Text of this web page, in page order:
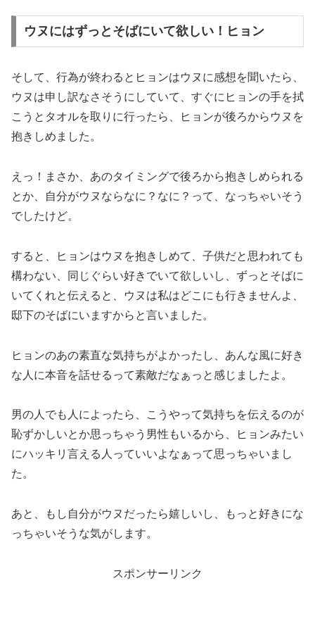
ウヌにはずっとそばにいて欲しい！ヒョン
そして、行為が終わるとヒョンはウヌに感想を聞いたら、
ウヌは申し訳なさそうにしていて、すぐにヒョンの手を拭
こうとタオルを取りに行ったら、ヒョンが後ろからウヌを
抱きしめました。
えっ！まさか、あのタイミングで後ろから抱きしめられる
とか、自分がウヌならなに？なに？って、なっちゃいそう
でしたけど。
すると、ヒョンはウヌを抱きしめて、子供だと思われても
構わない、同じぐらい好きでいて欲しいし、ずっとそばに
いてくれと伝えると、ウヌは私はどこにも行きませんよ、
邸下のそばにいますからと言いました。
ヒョンのあの素直な気持ちがよかったし、あんな風に好き
な人に本音を話せるって素敵だなぁっと感じましたよ。
男の人でも人によったら、こうやって気持ちを伝えるのが
恥ずかしいとか思っちゃう男性もいるから、ヒョンみたい
にハッキリ言える人っていいよなぁって思っちゃいまし
た。
あと、もし自分がウヌだったら嬉しいし、もっと好きにな
っちゃいそうな気がします。
スポンサーリンク